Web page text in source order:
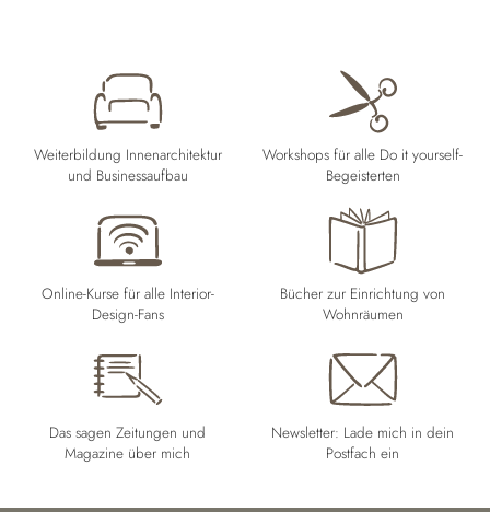
Weiterbildung Innenarchitektur
und Businessaufbau
Workshops für alle Do it yourself-
Begeisterten
Online-Kurse für alle Interior-
Design-Fans
Bücher zur Einrichtung von
Wohnräumen
Das sagen Zeitungen und
Magazine über mich
Newsletter: Lade mich in dein
Postfach ein